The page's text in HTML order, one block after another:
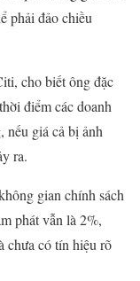
phải đảo chiều
cho biết ông đặc
điểm các doanh
nếu giá cả bị ảnh
ra.
gian chính sách
phát vẫn là 2%,
chưa có tín hiệu rõ